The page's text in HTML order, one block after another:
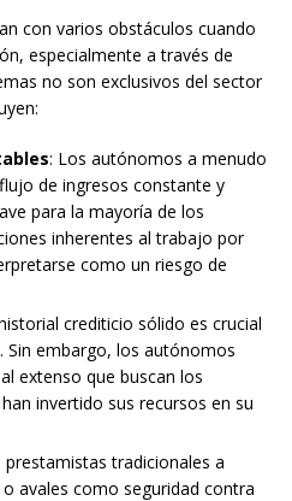
con varios obstáculos cuando
especialmente a través de
no son exclusivos del sector
: Los autónomos a menudo
de ingresos constante y
para la mayoría de los
inherentes al trabajo por
como un riesgo de
crediticio sólido es crucial
Sin embargo, los autónomos
extenso que buscan los
invertido sus recursos en su
prestamistas tradicionales a
avales como seguridad contra